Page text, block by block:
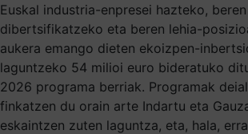
Euskal industria-enpresei hazteko,
dibertsifikatzeko eta beren lehia-
aukera emango dieten ekoizpen-
laguntzeko 54 milioi euro bideratuko
2026 programa berriak. Programak
finkatzen du orain arte Indartu eta
eskaintzen zuten laguntza, eta, hala,